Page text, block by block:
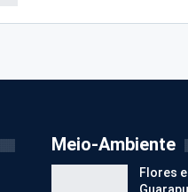
Meio-Ambiente
Flores